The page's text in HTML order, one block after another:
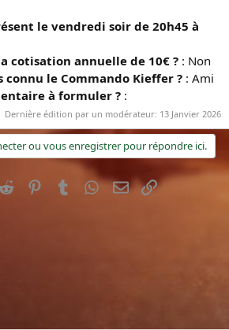
le vendredi soir de 20h45 à
cotisation annuelle de 10€ ? : Non
connu le Commando Kieffer ? : Ami
à formuler ? :
Dernière édition par un modérateur: 13 Janvier 2026
ou vous enregistrer pour répondre ici.
Reddit PinterestTumblrWhatsApp
E-mailLien